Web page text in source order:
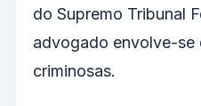
do Supremo Tribunal
advogado envolve-se
criminosas.